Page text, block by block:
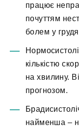
працює
почуттям
болем у
кількістю
на хвилину.
прогнозом.
найменша –